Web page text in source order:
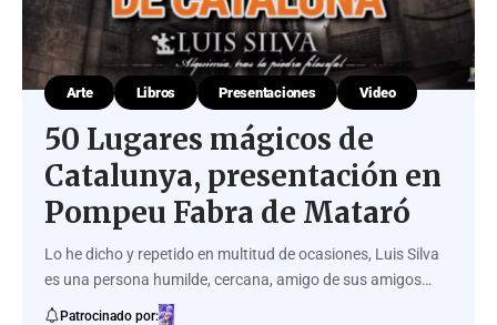
Arte Libros Presentaciones Video
50 Lugares mágicos de
Catalunya, presentación en
Pompeu Fabra de Mataró
Lo he dicho y repetido en multitud de ocasiones, Luis Silva
es una persona humilde, cercana, amigo de sus amigos…
Patrocinado por: